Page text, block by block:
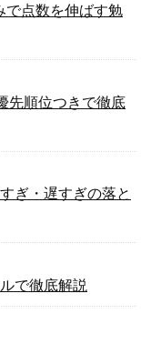
で点数を伸ばす勉
先順位つきで徹底
ぎ・遅すぎの落と
で徹底解説